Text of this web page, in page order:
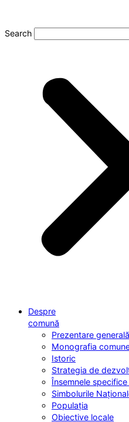
Search
Despre
comună
Prezentare generală
Monografia
Istoric
Strategia de
Însemnele
Simbolurile
Populația
Obiective locale